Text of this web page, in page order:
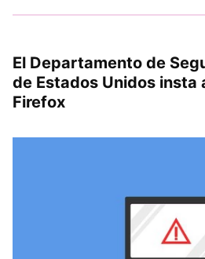
El Departamento de
de Estados Unidos insta
Firefox